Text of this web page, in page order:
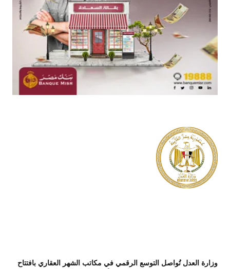
وزارة العدل تُواصل التوسع الرقمي في مكاتب الشهر العقاري بافتتاح